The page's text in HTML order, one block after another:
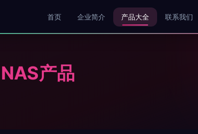
首页 企业简介 产品大全 联系我们
产品